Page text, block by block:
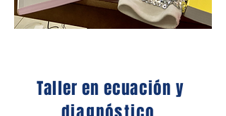
Taller en ecuación y